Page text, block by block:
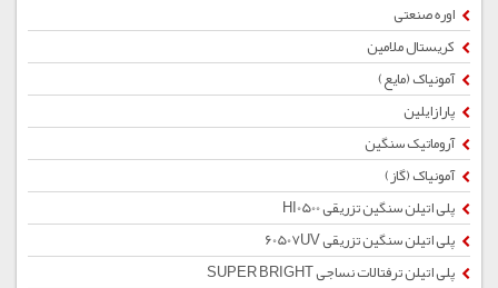
اوره صنعتی
کریستال ملامین
آمونیاک (مایع)
پارازایلین
آروماتیک سنگین
آمونیاک (گاز)
پلی اتیلن سنگین تزریقی HI0500
پلی اتیلن سنگین تزریقی 60507UV
پلی اتیلن ترفتالات نساجی SUPER BRIGHT